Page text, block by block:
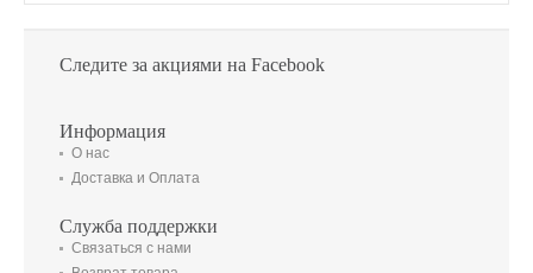
Следите за акциями на Facebook
Информация
О нас
Доставка и Оплата
Служба поддержки
Связаться с нами